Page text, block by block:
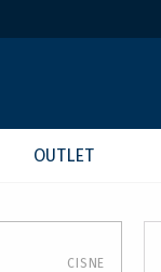
OUTLET
CISNE